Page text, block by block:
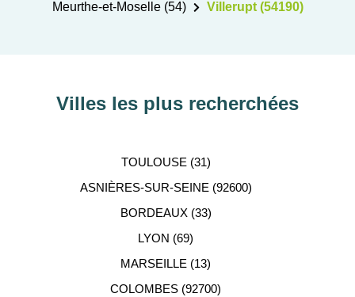
Meurthe-et-Moselle (54)
Villerupt (54190)
Villes les plus recherchées
TOULOUSE (31)
ASNIÈRES-SUR-SEINE (92600)
BORDEAUX (33)
LYON (69)
MARSEILLE (13)
COLOMBES (92700)